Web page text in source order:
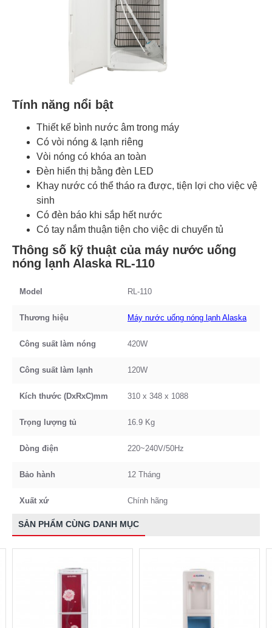
Tính năng nổi bật
Thiết kế bình nước âm trong máy
Có vòi nóng & lạnh riêng
Vòi nóng có khóa an toàn
Đèn hiển thị bằng đèn LED
Khay nước có thể tháo ra được, tiện lợi cho việc vệ
sinh
Có đèn báo khi sắp hết nước
Có tay nắm thuận tiện cho việc di chuyển tủ
Thông số kỹ thuật của máy nước uống
nóng lạnh Alaska RL-110
Model RL-110
Thương hiệu Máy nước uống nóng lạnh Alaska
Công suất làm nóng 420W
Công suất làm lạnh 120W
Kích thước (DxRxC)mm 310 x 348 x 1088
Trọng lượng tủ 16.9 Kg
Dòng điện 220~240V/50Hz
Bảo hành 12 Tháng
Xuất xứ Chính hãng
SẢN PHẨM CÙNG DANH MỤC